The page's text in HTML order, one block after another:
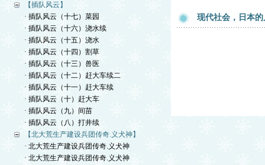
【插队风云】
· 插队风云（十七）菜园
· 插队风云（十六）浇水续
· 插队风云（十五）浇水
· 插队风云（十四）割草
· 插队风云（十三）兽医
· 插队风云（十二）赶大车续二
· 插队风云（十一）赶大车续
· 插队风云（十）赶大车
· 插队风云（九）间苗
· 插队风云（八）打井续
【北大荒生产建设兵团传奇.义犬神】
· 北大荒生产建设兵团传奇.义犬神
· 北大荒生产建设兵团传奇.义犬神
现代社会，日本